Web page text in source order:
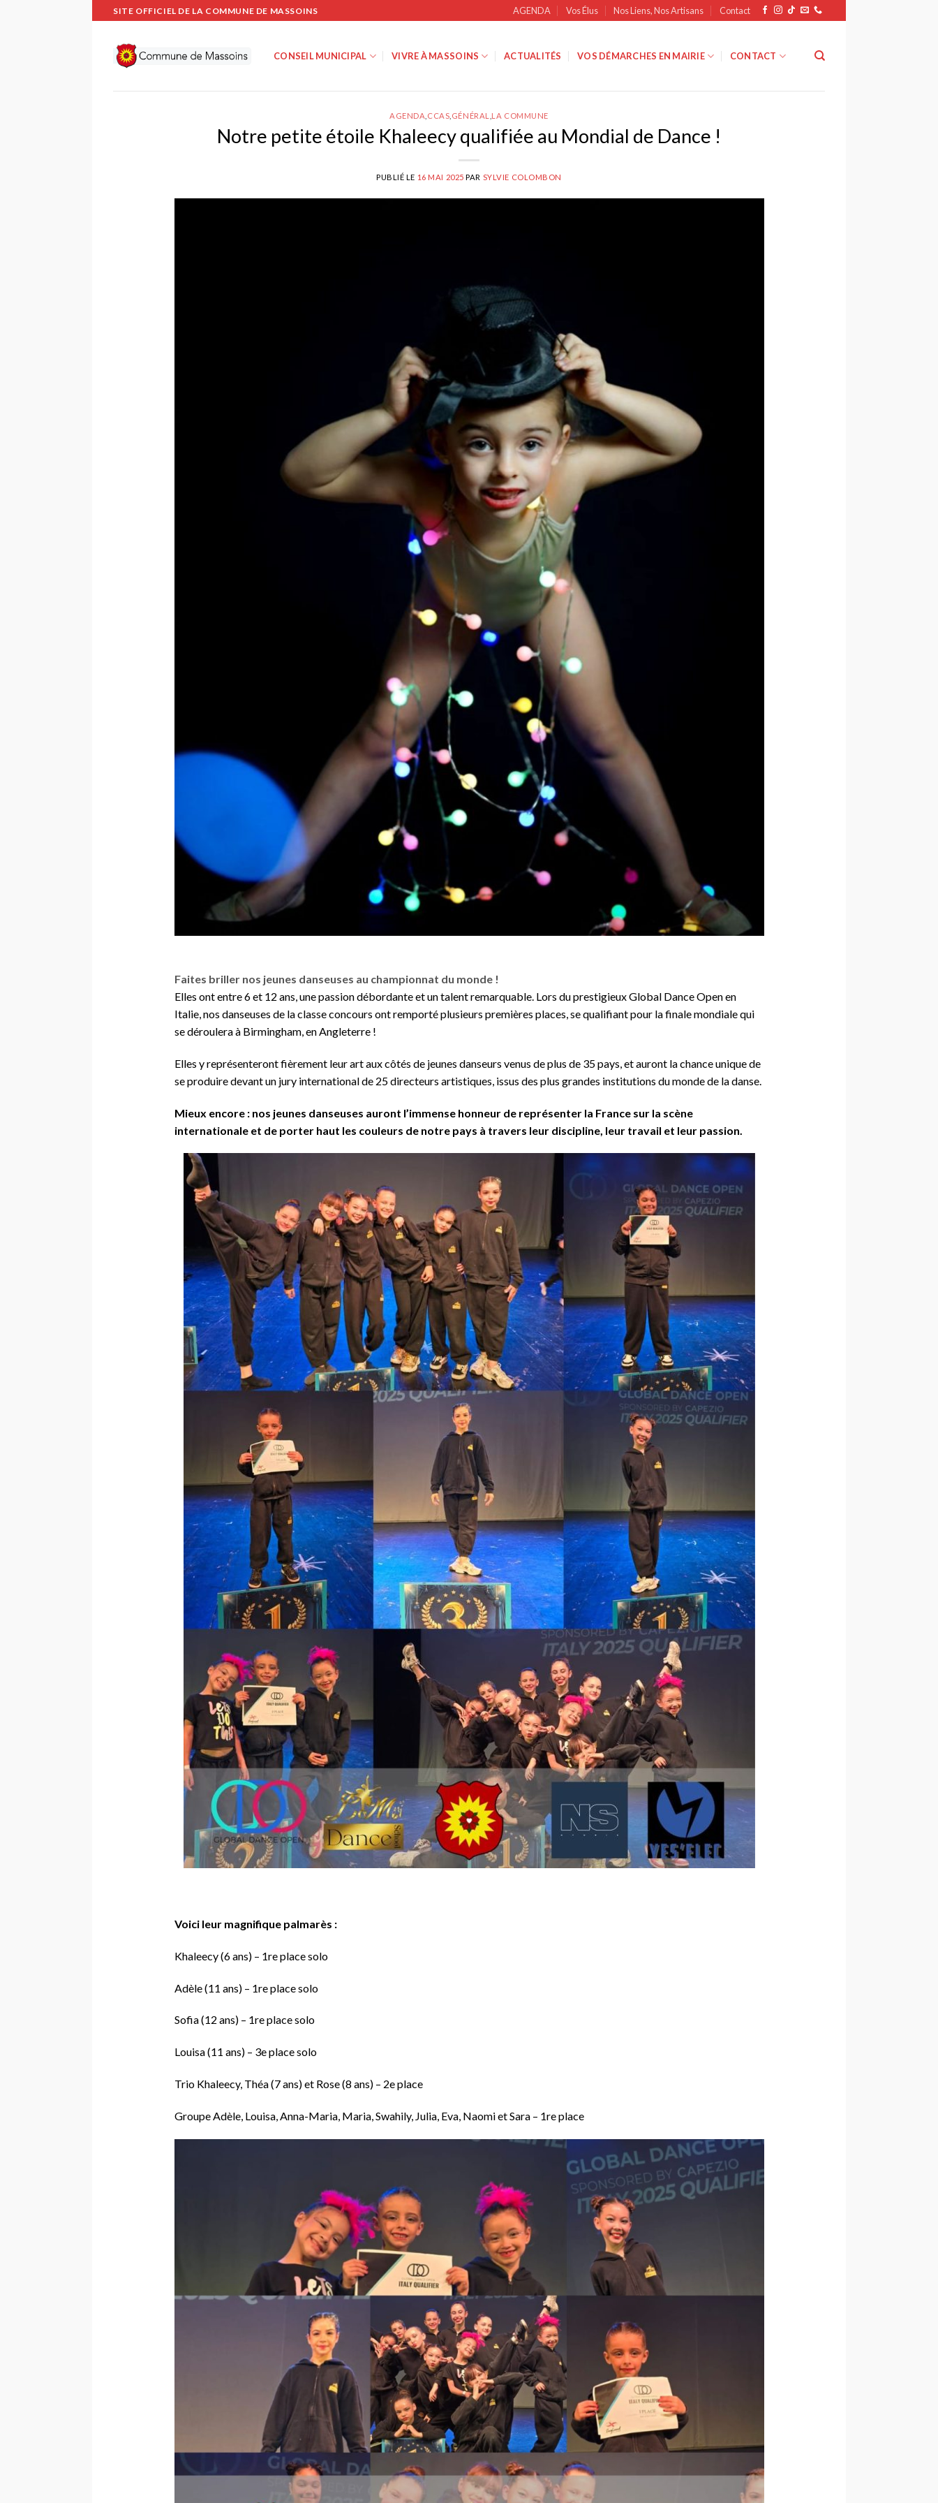
Passer
au
contenu
SITE OFFICIEL DE LA COMMUNE DE MASSOINS AGENDA Vos Élus Nos Liens, Nos Artisans Contact
CONSEIL MUNICIPAL VIVRE À MASSOINS ACTUALITÉS VOS DÉMARCHES EN MAIRIE CONTACT
AGENDA CCAS GÉNÉRAL LA COMMUNE
Notre petite étoile Khaleecy qualifiée au Mondial de Dance !
PUBLIÉ LE 16 MAI 2025 PAR SYLVIE COLOMBON
Faites briller nos jeunes danseuses au championnat du monde !
Elles ont entre 6 et 12 ans, une passion débordante et un talent remarquable. Lors du prestigieux Global Dance Open en
Italie, nos danseuses de la classe concours ont remporté plusieurs premières places, se qualifiant pour la finale mondiale qui
se déroulera à Birmingham, en Angleterre !
Elles y représenteront fièrement leur art aux côtés de jeunes danseurs venus de plus de 35 pays, et auront la chance unique de
se produire devant un jury international de 25 directeurs artistiques, issus des plus grandes institutions du monde de la danse.
Mieux encore : nos jeunes danseuses auront l’immense honneur de représenter la France sur la scène
internationale et de porter haut les couleurs de notre pays à travers leur discipline, leur travail et leur passion.
Voici leur magnifique palmarès :
Khaleecy (6 ans) – 1re place solo
Adèle (11 ans) – 1re place solo
Sofia (12 ans) – 1re place solo
Louisa (11 ans) – 3e place solo
Trio Khaleecy, Théa (7 ans) et Rose (8 ans) – 2e place
Groupe Adèle, Louisa, Anna-Maria, Maria, Swahily, Julia, Eva, Naomi et Sara – 1re place